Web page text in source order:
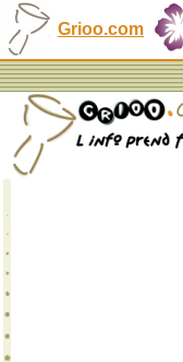
Grioo.com